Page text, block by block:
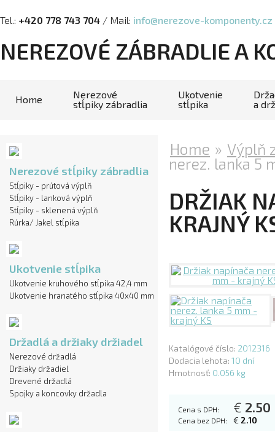
Tel.: +420 778 743 704 / Mail: info@nerezove-komponenty.cz
NEREZOVÉ ZÁBRADLIE A
Home
Nerezové
stĺpiky zábradlia
Ukotvenie
stĺpika
a
Home » Výplň
nerez. lanka 5
DRŽIAK
KRAJNÝ
Katalógové číslo: 2012316
Dodacia lehota: 10 dní
Hmotnosť: 0.056 kg
Cena s DPH: € 2.50
Cena bez DPH: € 2.10
Nerezové stĺpiky zábradlia
Stĺpiky - prútová výplň
Stĺpiky - lanková výplň
Stĺpiky - sklenená výplň
Rúrka/ Jakel stĺpika
Ukotvenie stĺpika
Ukotvenie kruhového stĺpika 42,4 mm
Ukotvenie hranatého stĺpika 40x40 mm
Držadlá a držiaky držiadel
Nerezové držadlá
Držiaky držadiel
Drevené držadlá
Spojky a koncovky držadla